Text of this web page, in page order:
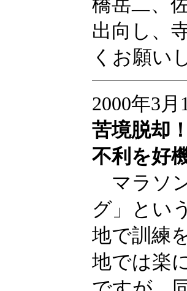
橋岳二、
出向し、
くお願い
2000年3月
苦境脱却
不利を好
マラソ
グ」とい
地で訓練
地では楽